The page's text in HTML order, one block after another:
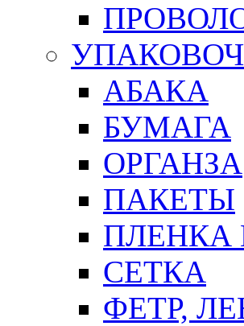
АБАКА
БУМАГА
ОРГАНЗА
ПАКЕТЫ
ПЛЕНКА
СЕТКА
ФЕТР,